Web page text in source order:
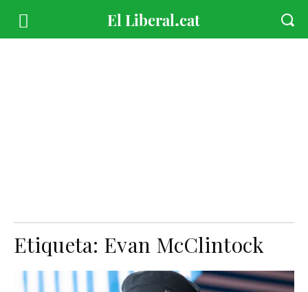
Etiqueta: Evan McClintock